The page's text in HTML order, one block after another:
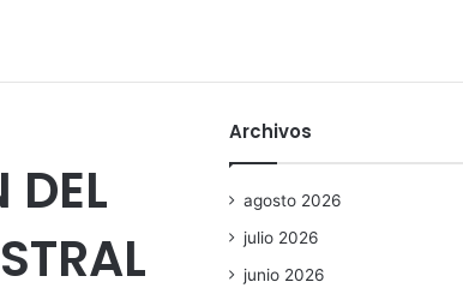
DEL
Archivos
agosto 2026
julio 2026
junio 2026